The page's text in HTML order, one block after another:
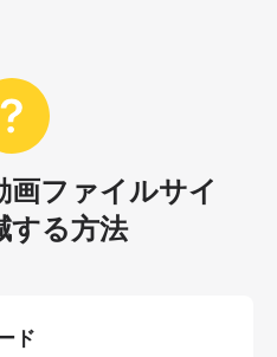
ファイルサイ
する方法
ド